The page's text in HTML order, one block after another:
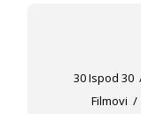
30 Ispod 30
Filmovi